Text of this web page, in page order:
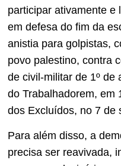
participar ativamente e
em defesa do fim da
anistia para golpistas,
povo palestino, contra
de civil-militar de 1º de
do Trabalhadorem, em
dos Excluídos, no 7 de
Para além disso, a
precisa ser reavivada,